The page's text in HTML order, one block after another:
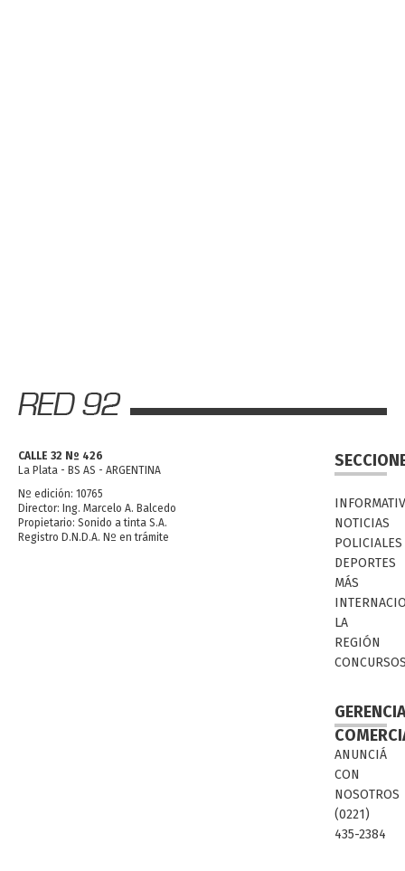
CALLE 32 Nº 426
La Plata - BS AS - ARGENTINA
Nº edición: 10765
Director: Ing. Marcelo A. Balcedo
Propietario: Sonido a tinta S.A.
Registro D.N.D.A. Nº en trámite
NOTICIAS
POLICIALES
DEPORTES
MÁS
LA
REGIÓN
ANUNCIÁ
CON
NOSOTROS
(0221)
435-2384